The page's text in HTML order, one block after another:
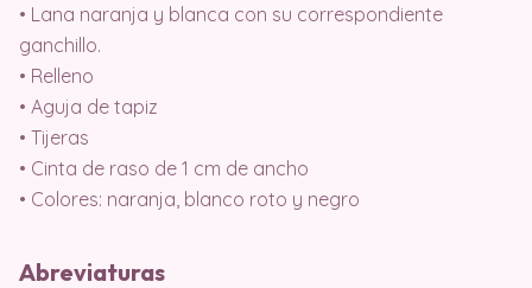
• Lana naranja y blanca con su correspondiente
ganchillo.
• Relleno
• Aguja de tapiz
• Tijeras
• Cinta de raso de 1 cm de ancho
• Colores: naranja, blanco roto y negro
Abreviaturas